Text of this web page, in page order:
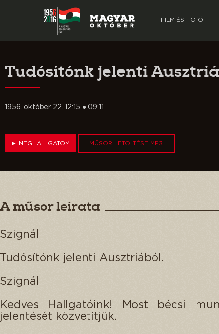
FILM ÉS FOTÓ
Tudósítónk jelenti
1956. október 22. 12:15 ● 09:11
► MEGHALLGATOM MŰSOR LETÖLTÉSE MP3
A műsor leirata
Szignál
Tudósítónk jelenti Ausztriából.
Szignál
Kedves Hallgatóink! Most bécsi
jelentését közvetítjük.